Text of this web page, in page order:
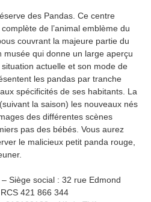
des Pandas. Ce centre
de l’animal emblème du
couvrant la majeure partie du
musée qui donne un large aperçu
actuelle et son mode de
les pandas par tranche
spécificités de ses habitants. La
la saison) les nouveaux nés
des différentes scènes
pas des bébés. Vous aurez
le malicieux petit panda rouge,
Siège social : 32 rue Edmond
421 866 344